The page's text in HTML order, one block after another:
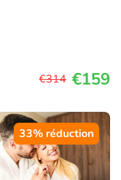
€314 €159
33% réduction